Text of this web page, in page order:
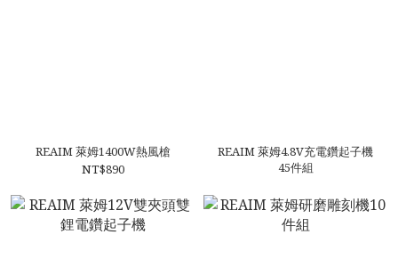
REAIM 萊姆1400W熱風槍
NT$890
REAIM 萊姆4.8V充電鑽起子機
45件組